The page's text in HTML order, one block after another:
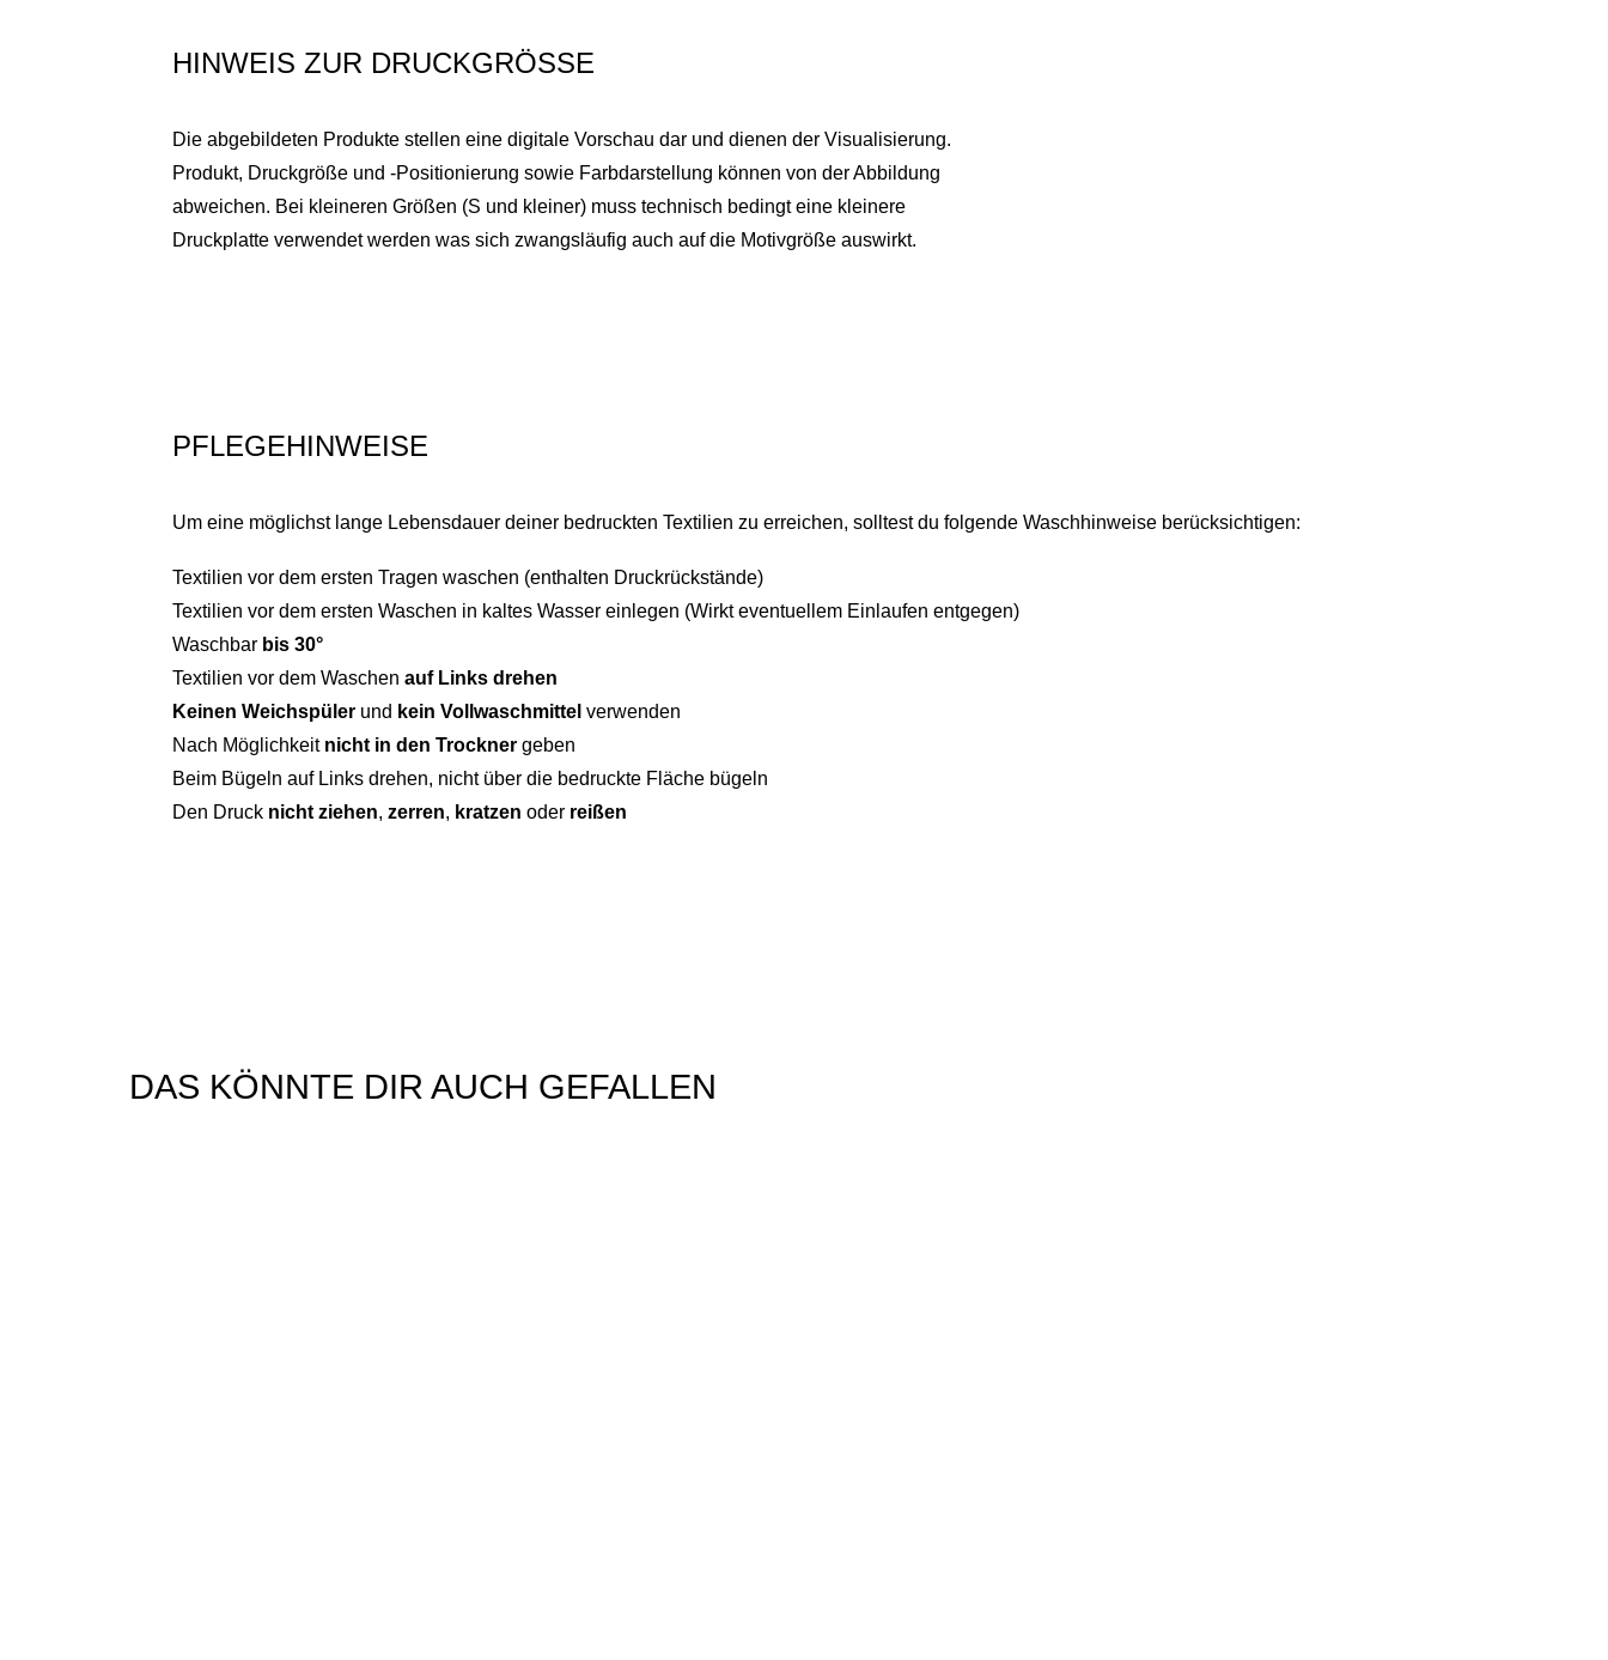
HINWEIS ZUR DRUCKGRÖSSE
Die abgebildeten Produkte stellen eine digitale Vorschau dar und dienen der Visualisierung.
Produkt, Druckgröße und -Positionierung sowie Farbdarstellung können von der Abbildung
abweichen. Bei kleineren Größen (S und kleiner) muss technisch bedingt eine kleinere
Druckplatte verwendet werden was sich zwangsläufig auch auf die Motivgröße auswirkt.
PFLEGEHINWEISE
Um eine möglichst lange Lebensdauer deiner bedruckten Textilien zu erreichen, solltest du folgende Waschhinweise berücksichtigen:
Textilien vor dem ersten Tragen waschen (enthalten Druckrückstände)
Textilien vor dem ersten Waschen in kaltes Wasser einlegen (Wirkt eventuellem Einlaufen entgegen)
Waschbar bis 30°
Textilien vor dem Waschen auf Links drehen
Keinen Weichspüler und kein Vollwaschmittel verwenden
Nach Möglichkeit nicht in den Trockner geben
Beim Bügeln auf Links drehen, nicht über die bedruckte Fläche bügeln
Den Druck nicht ziehen, zerren, kratzen oder reißen
DAS KÖNNTE DIR AUCH GEFALLEN